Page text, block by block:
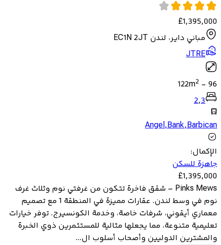
£1,395,000
مباني داير، لندن EC1N 2JT
JTRE
96
-
122m2
2,3
Angel,Bank,Barbican
الإكمال:
جاهزة للسكن
£1,395,000
Pinks Mews – شقق فاخرة تتكون من غرفتي نوم وثلاث غرف
نوم في وسط لندن. عقارات مميزة في المنطقة 1 مع تصميم
معماري أيقوني، شرفات خاصة، وخدمة الكونسيرج. توفر خيارات
تعليمية متنوعة، مما يجعلها مثالية للمستثمرين ذوي الخبرة
والمشترين الدوليين وأصحاب أسلوب ال...